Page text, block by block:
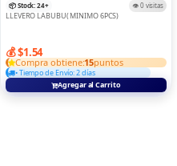
📦 Stock: 24+ 👁️ 0 visitas
LLEVERO LABUBU( MINIMO 6PCS)
💰 $1.54
Compra obtiene:15puntos
• Tiempo de Envío: 2 días
Agregar al Carrito